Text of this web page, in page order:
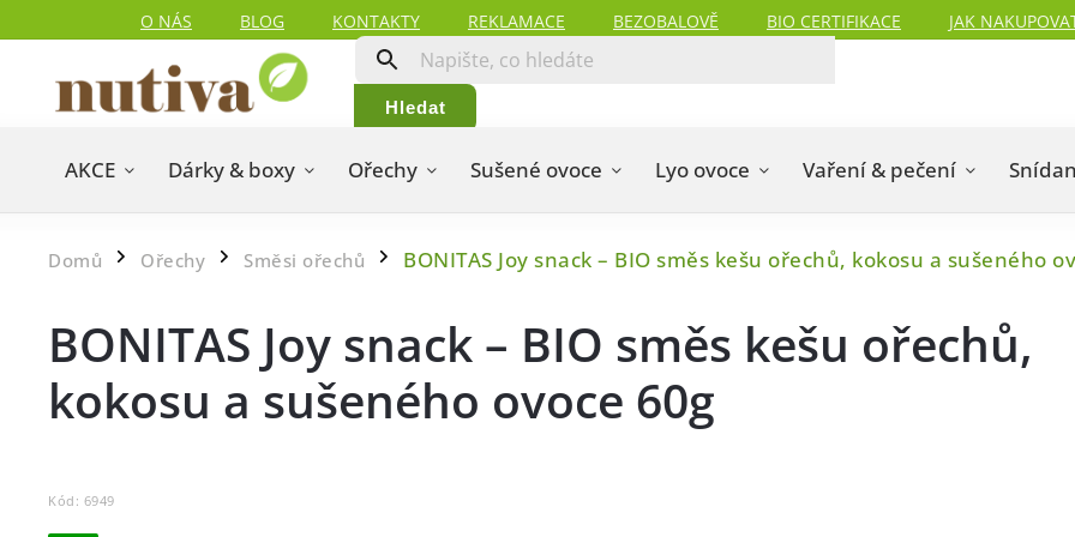
O NÁS BLOG KONTAKTY REKLAMACE BEZOBALOVĚ BIO CERTIFIKACE JAK
Hledat
AKCE Dárky & boxy Ořechy Sušené ovoce Lyo ovoce Vaření & pečení
Domů / Ořechy / Směsi ořechů / BONITAS Joy snack – BIO směs kešu ořechů, kokosu a sušeného
BONITAS Joy snack – BIO směs kešu ořechů,
kokosu a sušeného ovoce 60g
Kód: 6949